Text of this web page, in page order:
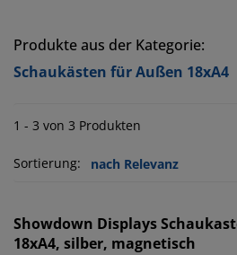
Produkte aus der Kategorie:
Schaukästen für Außen 18xA4
1 - 3 von 3 Produkten
Sortierung:
Showdown Displays
18xA4, silber, magnetisch